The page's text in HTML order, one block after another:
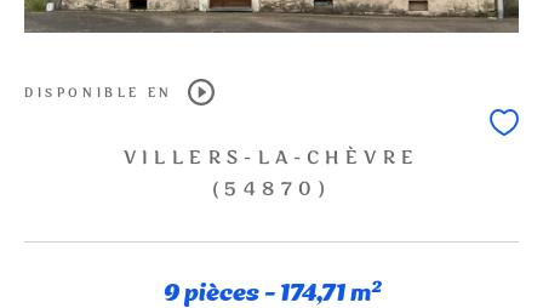
DISPONIBLE EN
VILLERS-LA-CHÈVRE
(54870)
9 pièces - 174,71 m²